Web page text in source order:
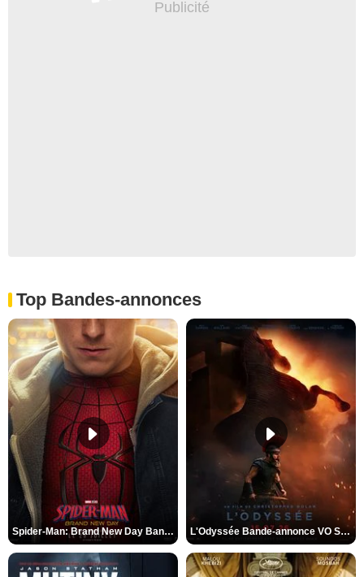
Top Bandes-annonces
Spider-Man: Brand New Day Bande-annonce VO STFR L'Odyssée Bande-annonce VO STFR